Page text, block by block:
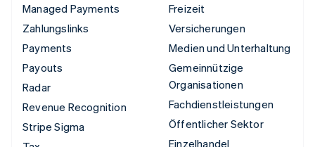
Managed Payments
Zahlungslinks
Payments
Payouts
Radar
Revenue Recognition
Stripe Sigma
Freizeit
Versicherungen
Medien und Unterhaltung
Gemeinnützige
Organisationen
Fachdienstleistungen
Öffentlicher Sektor
Einzelhandel